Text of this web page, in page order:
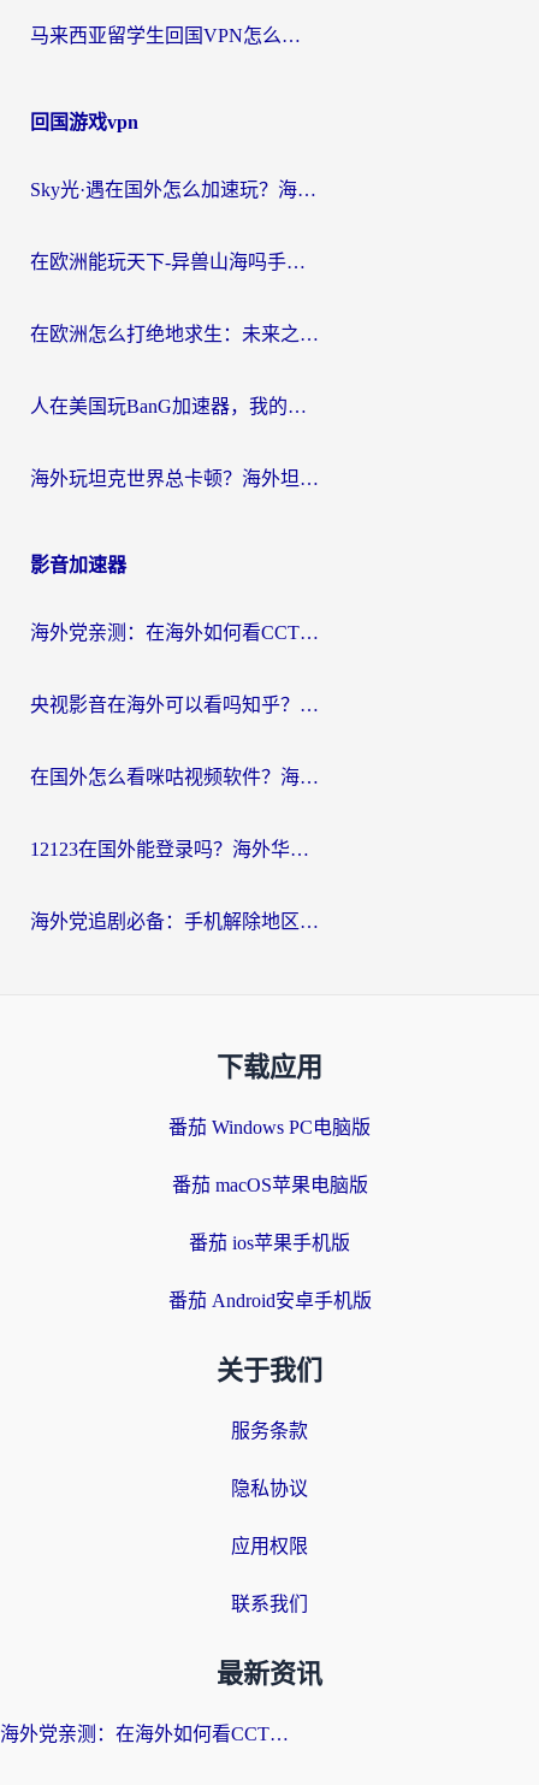
马来西亚留学生回国VPN怎么选？3个避坑点+1款实测好用的加速器推荐
回国游戏vpn
Sky光·遇在国外怎么加速玩？海外党亲测有效的国服游戏加速指南
在欧洲能玩天下-异兽山海吗手游？海外玩家的加速器生存指南
在欧洲怎么打绝地求生：未来之役不卡？留学生亲测的加速器避坑指南
人在美国玩BanG加速器，我的延迟终于绿了
海外玩坦克世界总卡顿？海外坦克世界加速器有哪些？实测好用的选择在这里
影音加速器
海外党亲测：在海外如何看CCTV？告别“仅限大陆播放”的实用指南
央视影音在海外可以看吗知乎？留学生亲测：3步解决地域限制+追剧自由
在国外怎么看咪咕视频软件？海外党亲测有效的回国加速方案
12123在国外能登录吗？海外华人必看的回国加速实用指南
海外党追剧必备：手机解除地区限制app怎么选？解决央视视频&国内剧地区限制全指南
下载应用
番茄 Windows PC电脑版
番茄 macOS苹果电脑版
番茄 ios苹果手机版
番茄 Android安卓手机版
关于我们
服务条款
隐私协议
应用权限
联系我们
最新资讯
海外党亲测：在海外如何看CCTV？告别“仅限大陆播放”的实用指南